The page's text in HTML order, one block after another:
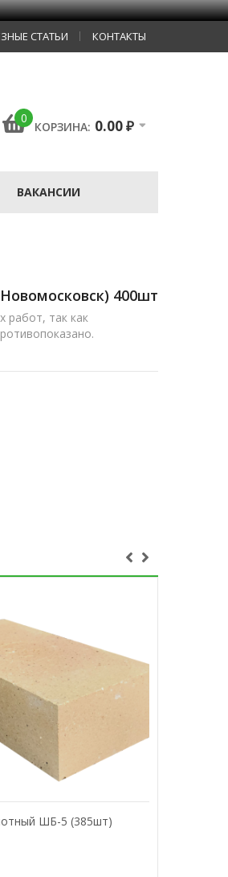
СТАТЬИ КОНТАКТЫ
0
КОРЗИНА: 0.00₽
ВАКАНСИИ
400шт
работ, так как
ШБ-5 (385шт)